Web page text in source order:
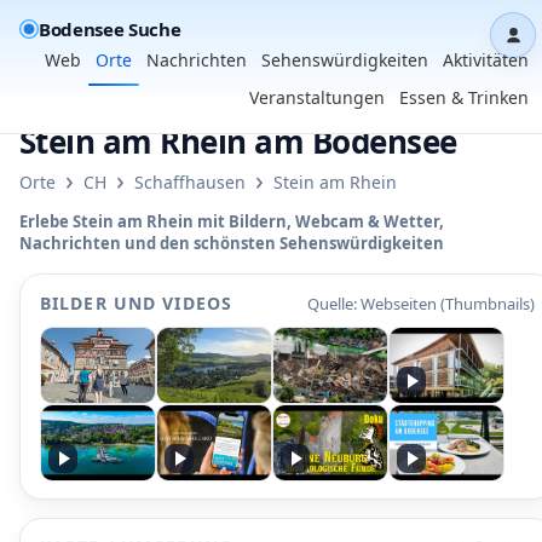
Bodensee Suche
Web Orte Nachrichten Sehenswürdigkeiten
Aktivitäten
Veranstaltungen
Essen & Trinken
Stein am Rhein am Bodensee
Orte › CH › Schaffhausen › Stein am Rhein
Erlebe Stein am Rhein mit Bildern, Webcam & Wetter,
Nachrichten und den schönsten Sehenswürdigkeiten
BILDER UND VIDEOS Quelle: Webseiten (Thumbnails)